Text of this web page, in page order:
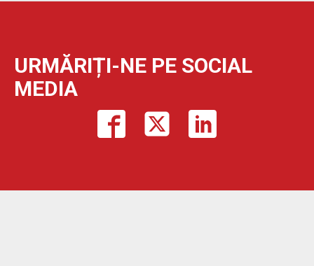
URMĂRIȚI-NE PE SOCIAL
MEDIA